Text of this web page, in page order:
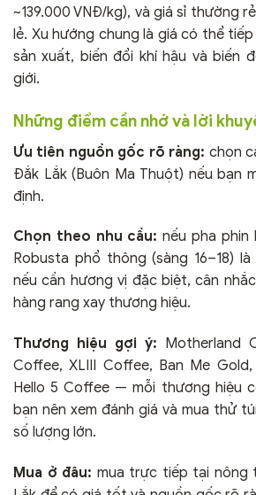
~139.000 VNĐ/kg), và giá sỉ thường
lẻ. Xu hướng chung là giá có thể
sản xuất, biến đổi khí hậu và biến
giới.
Những điểm cần nhớ và lời
Ưu tiên nguồn gốc rõ ràng: chọn
Đắk Lắk (Buôn Ma Thuột) nếu bạn
định.
Chọn theo nhu cầu: nếu pha phin
Robusta phổ thông (sàng 16–18)
nếu cần hương vị đặc biệt, cân
hàng rang xay thương hiệu.
Thương hiệu gợi ý: Motherland
Coffee, XLIII Coffee, Ban Me
Hello 5 Coffee — mỗi thương hiệu
bạn nên xem đánh giá và mua thử
số lượng lớn.
Mua ở đâu: mua trực tiếp tại nông